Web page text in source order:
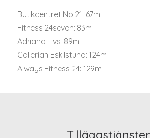
Butikcentret No 21: 67m
Fitness 24seven: 83m
Adriana Livs: 89m
Gallerian Eskilstuna: 124m
Always Fitness 24: 129m
Tilläggstjänster